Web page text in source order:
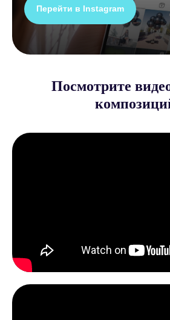
Перейти в Instagram
Посмотрите